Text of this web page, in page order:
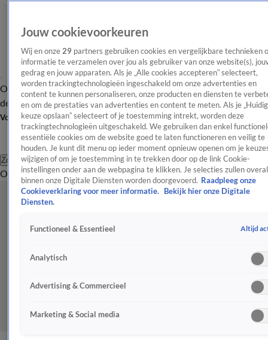
OverzichtAfleveringen Entertainment TV Algemeen
Tip
de redactieNieuwsbrief
Volg Shownieuws
Zoeken
OverzichtEntertainmentSpraakmakendRealityCrimeVideo's
Jouw cookievoorkeuren
Wij en onze 29 partners gebruiken cookies en vergelijkbare technieken
informatie te verzamelen over jou als gebruiker van onze website(s),
gedrag en jouw apparaten. Als je „Alle cookies accepteren” selecteert,
worden trackingtechnologieën ingeschakeld om onze advertenties en
content te kunnen personaliseren, onze producten en diensten te
en om de prestaties van advertenties en content te meten. Als je
keuze opslaan” selecteert of je toestemming intrekt, worden deze
trackingtechnologieën uitgeschakeld. We gebruiken dan enkel
essentiële cookies om de website goed te laten functioneren en veilig te
houden. Je kunt dit menu op ieder moment opnieuw openen om je
wijzigen of om je toestemming in te trekken door op de link Cookie-
instellingen onder aan de webpagina te klikken. Je selecties zullen overal
binnen onze Digitale Diensten worden doorgevoerd. Raadpleeg onze
Cookieverklaring voor meer informatie.
Bekijk hier onze Digitale
Diensten.
Functioneel & Essentieel Altijd
Analytisch
Advertising & Commercieel
Marketing & Social media